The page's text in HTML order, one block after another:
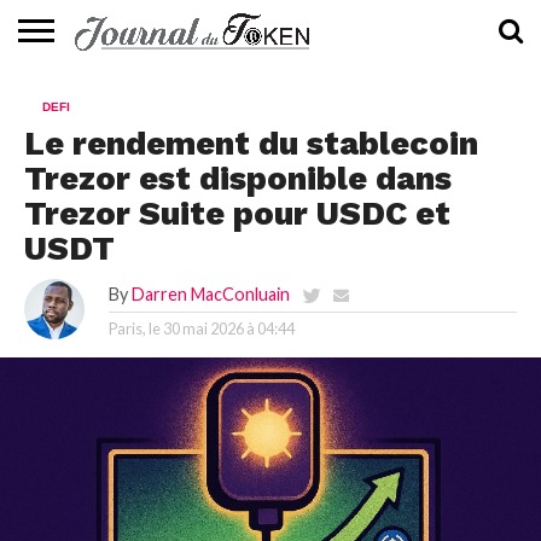
📰
EVALUATION
GUIDE
TENDANCES
À
CONTACTEZ-
DEFI
Le rendement du stablecoin
Trezor est disponible dans
Trezor Suite pour USDC et
USDT
By Darren MacConluain
Paris, le 30 mai 2026 à 04:44